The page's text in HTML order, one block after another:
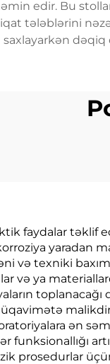
edir. Bu
tələblərini
saxlayarkən dəqiq
faydalar təklif
yaradan
və texniki
və ya
ən
funksionallığı
prosedurlar